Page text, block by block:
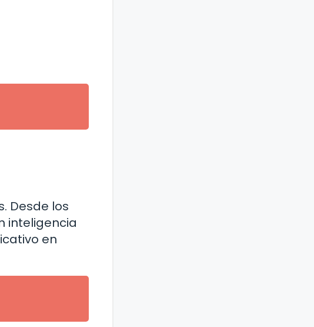
Desde los
inteligencia
en